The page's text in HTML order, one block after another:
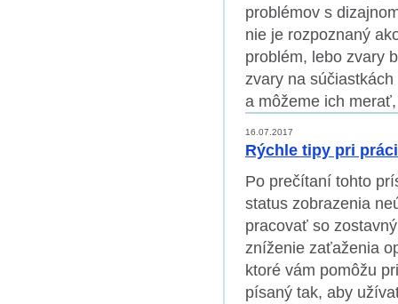
problémov s
nie je rozpoznaný
problém, lebo zvary
zvary na
a môžeme ich
16.07.2017
Rýchle tipy pri
Po prečítaní tohto
status zobrazenia
pracovať so
zníženie zaťaženia
ktoré vám pomôžu
písaný tak, aby